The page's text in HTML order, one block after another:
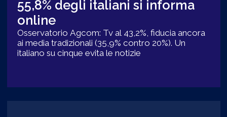
55,8% degli italiani si informa
online
Osservatorio Agcom: Tv al 43,2%, fiducia ancora
ai media tradizionali (35,9% contro 20%). Un
italiano su cinque evita le notizie